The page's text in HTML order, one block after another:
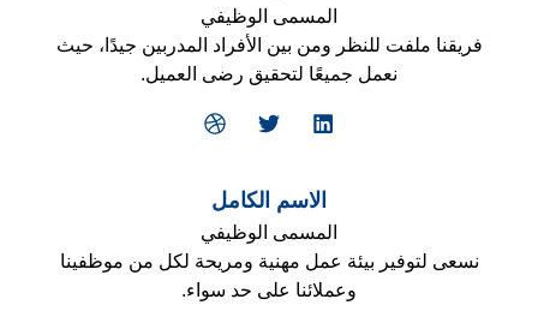
i
n
r
l
e
المسمى الوظيفي
فريقنا ملفت للنظر ومن بين الأفراد المدربين جيدًا، حيث
نعمل جميعًا لتحقيق رضى العميل.
L
i
e
i
n
T
w
t
e
r
D
r
b
b
l
e
الاسم الكامل
المسمى الوظيفي
نسعى لتوفير بيئة عمل مهنية ومريحة لكل من موظفينا
وعملائنا على حد سواء.